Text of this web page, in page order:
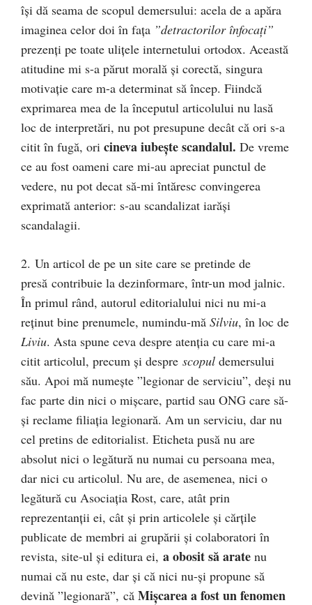
îşi dă seama de scopul demersului: acela de a apăra
imaginea celor doi în faţa ”detractorilor înfocaţi”
prezenţi pe toate uliţele internetului ortodox. Această
atitudine mi s-a părut morală şi corectă, singura
motivaţie care m-a determinat să încep. Fiindcă
exprimarea mea de la începutul articolului nu lasă
loc de interpretări, nu pot presupune decât că ori s-a
citit în fugă, ori cineva iubeşte scandalul. De vreme
ce au fost oameni care mi-au apreciat punctul de
vedere, nu pot decat să-mi întăresc convingerea
exprimată anterior: s-au scandalizat iarăşi
scandalagii.
2. Un articol de pe un site care se pretinde de
presă contribuie la dezinformare, într-un mod jalnic.
În primul rând, autorul editorialului nici nu mi-a
reţinut bine prenumele, numindu-mă Silviu, în loc de
Liviu. Asta spune ceva despre atenţia cu care mi-a
citit articolul, precum şi despre scopul demersului
său. Apoi mă numeşte ”legionar de serviciu”, deşi nu
fac parte din nici o mişcare, partid sau ONG care să-
şi reclame filiaţia legionară. Am un serviciu, dar nu
cel pretins de editorialist. Eticheta pusă nu are
absolut nici o legătură nu numai cu persoana mea,
dar nici cu articolul. Nu are, de asemenea, nici o
legătură cu Asociaţia Rost, care, atât prin
reprezentanţii ei, cât şi prin articolele şi cărţile
publicate de membri ai grupării şi colaboratori în
revista, site-ul şi editura ei, a obosit să arate nu
numai că nu este, dar şi că nici nu-şi propune să
devină ”legionară”, că Mişcarea a fost un fenomen